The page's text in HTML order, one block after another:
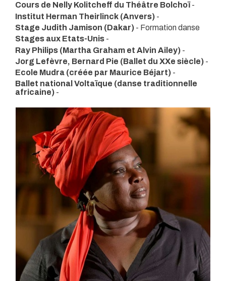
Cours de Nelly Kolitcheff du Théâtre Bolchoï-
Institut Herman Theirlinck (Anvers) -
Stage Judith Jamison (Dakar) - Formation danse
Stages aux Etats-Unis -
Ray Philips (Martha Graham et Alvin Ailey) -
Jorg Lefèvre, Bernard Pie (Ballet du XXe siècle) -
Ecole Mudra (créée par Maurice Béjart) -
Ballet national Voltaïque (danse traditionnelle
africaine) -